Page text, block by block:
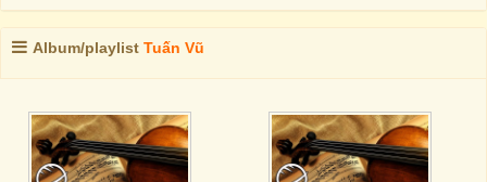
Album/playlist Tuấn Vũ